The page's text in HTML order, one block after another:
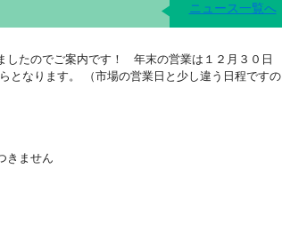
ニュース一覧へ
したのでご案内です！ 年末の営業は１２月３０日
となります。 （市場の営業日と少し違う日程ですの
きません